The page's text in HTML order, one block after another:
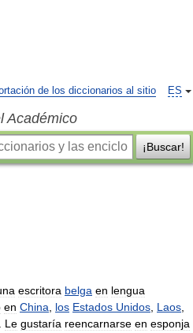
ES
de los diccionarios al sitio
Académico
¡Buscar!
escritora belga en lengua
en China los Estados Unidos Laos
Le gustaría reencarnarse en esponja